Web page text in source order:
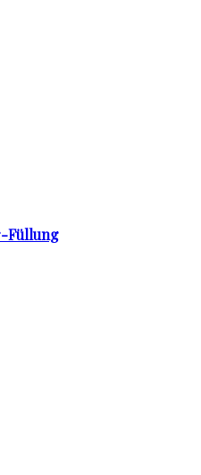
Füllung